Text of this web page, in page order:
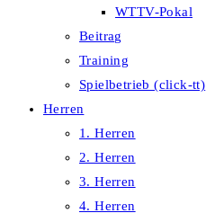
WTTV-Pokal
Beitrag
Training
Spielbetrieb (click-tt)
Herren
1. Herren
2. Herren
3. Herren
4. Herren